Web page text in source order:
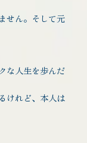
せん。そして元
な人生を歩んだ
けれど、本人は